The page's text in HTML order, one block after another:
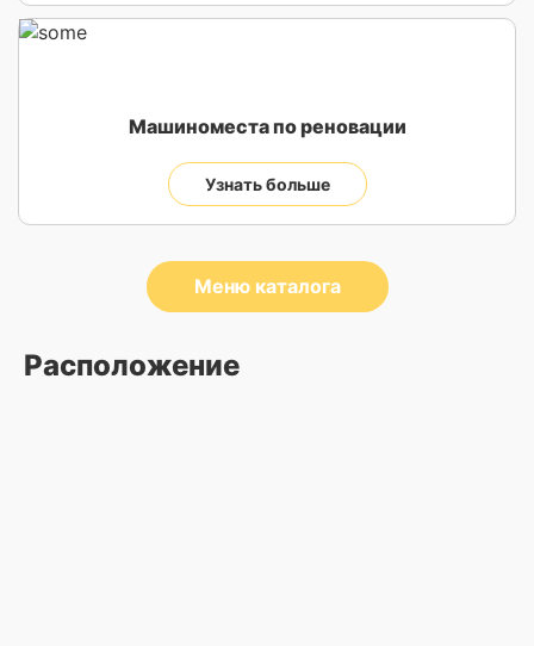
Машиноместа по реновации
Узнать больше
Меню каталога
Расположение